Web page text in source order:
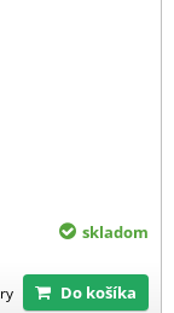
skladom
Do košíka